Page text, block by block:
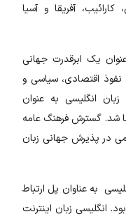
آفریقا و آسیا
یک ابرقدرت جهانی
اقتصادی، سیاسی و
انگلیسی به عنوان
شد. گسترش فرهنگ عامه
در پذیرش جهانی زبان
به عناوان پل ارتباط
انگلیسی زبان اینترنت